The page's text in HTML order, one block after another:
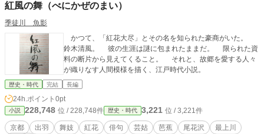
紅風の舞（べにかぜのまい）
季徒川 魚影
かつて、「紅花大尽」とその名を知られた豪商がいた。
鈴木清風。 彼の生涯は謎に包まれたままだ。 限られた資
料の断片から見えてくること。 それと、故郷を愛する人々
が織りなす人間模様を描く、江戸時代小説。
歴史・時代 完結 長編
24h.ポイント 0pt
小説 228,748 位 / 228,748件 歴史・時代 3,221 位 / 3,221件
京都 出羽 舞妓 紅花 俳句 芸姑 芭蕉 尾花沢
最上川